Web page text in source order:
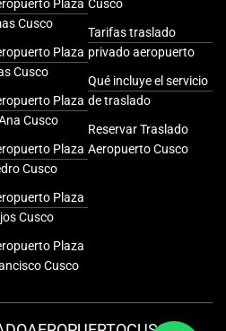
Plaza
Cusco
Plaza
Cusco
Plaza
Cusco
Plaza
Cusco
Plaza
Cusco
Plaza
Cusco
Cusco
Tarifas traslado
privado aeropuerto
Qué incluye el servicio
de traslado
Reservar Traslado
Aeropuerto Cusco